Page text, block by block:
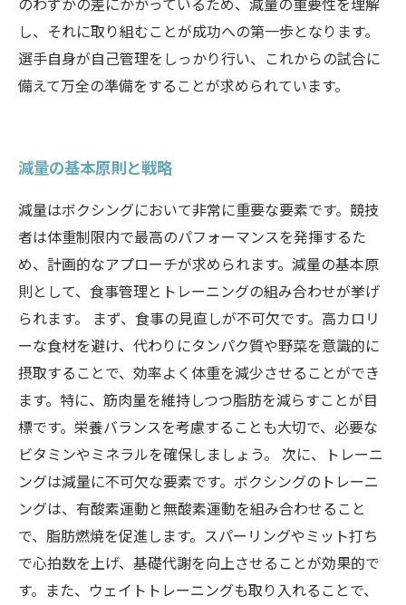
し、それに取り組むことが成功への第一歩となります。
選手自身が自己管理をしっかり行い、これからの試合に
備えて万全の準備をすることが求められています。
減量の基本原則と戦略
減量はボクシングにおいて非常に重要な要素です。競技
者は体重制限内で最高のパフォーマンスを発揮するた
め、計画的なアプローチが求められます。減量の基本原
則として、食事管理とトレーニングの組み合わせが挙げ
られます。 まず、食事の見直しが不可欠です。高カロリ
ーな食材を避け、代わりにタンパク質や野菜を意識的に
摂取することで、効率よく体重を減少させることができ
ます。特に、筋肉量を維持しつつ脂肪を減らすことが目
標です。栄養バランスを考慮することも大切で、必要な
ビタミンやミネラルを確保しましょう。 次に、トレーニ
ングは減量に不可欠な要素です。ボクシングのトレーニ
ングは、有酸素運動と無酸素運動を組み合わせること
で、脂肪燃焼を促進します。スパーリングやミット打ち
で心拍数を上げ、基礎代謝を向上させることが効果的で
す。また、ウェイトトレーニングも取り入れることで、